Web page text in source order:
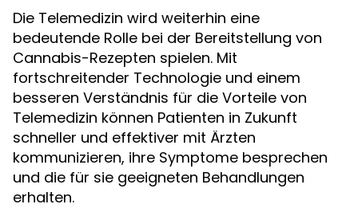
Die Telemedizin wird weiterhin eine
bedeutende Rolle bei der Bereitstellung von
Cannabis-Rezepten spielen. Mit
fortschreitender Technologie und einem
besseren Verständnis für die Vorteile von
Telemedizin können Patienten in Zukunft
schneller und effektiver mit Ärzten
kommunizieren, ihre Symptome besprechen
und die für sie geeigneten Behandlungen
erhalten.